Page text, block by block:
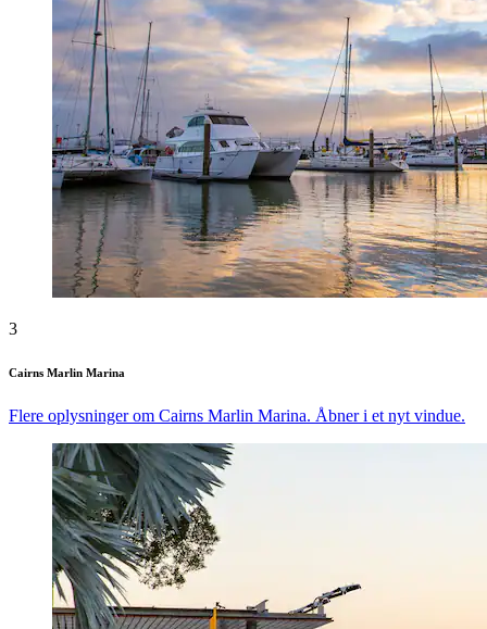
3
Cairns Marlin Marina
Flere oplysninger om Cairns Marlin Marina. Åbner i et nyt vindue.